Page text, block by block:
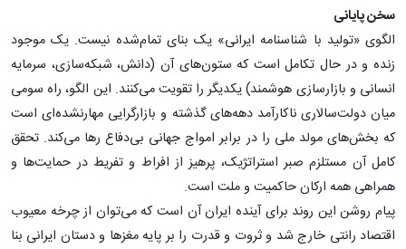
سخن پایانی
الگوی «تولید با شناسنامه ایرانی» یک بنای تمام‌شده نیست. یک موجود
زنده و در حال تکامل است که ستون‌های آن (دانش، شبکه‌سازی، سرمایه
انسانی و بازارسازی هوشمند) یکدیگر را تقویت می‌کنند. این الگو، راه سومی
میان دولت‌سالاری ناکارآمد دهه‌های گذشته و بازارگرایی مهارنشده‌ای است
که بخش‌های مولد ملی را در برابر امواج جهانی بی‌دفاع رها می‌کند. تحقق
کامل آن مستلزم صبر استراتژیک، پرهیز از افراط و تفریط در حمایت‌ها و
همراهی همه ارکان حاکمیت و ملت است.
پیام روشن این روند برای آینده ایران آن است که می‌توان از چرخه معیوب
اقتصاد رانتی خارج شد و ثروت و قدرت را بر پایه مغزها و دستان ایرانی بنا